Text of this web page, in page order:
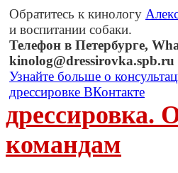
Обратитесь к кинологу
и воспитании собаки.
Телефон в Петербурге,
kinolog@dressirovka.spb.ru
Узнайте больше о
дрессировке ВКонтакте
дрессировка.
командам